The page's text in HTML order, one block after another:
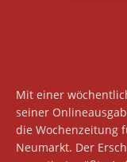
Mit einer
seiner
die Wochenzeitung
Neumarkt. Der